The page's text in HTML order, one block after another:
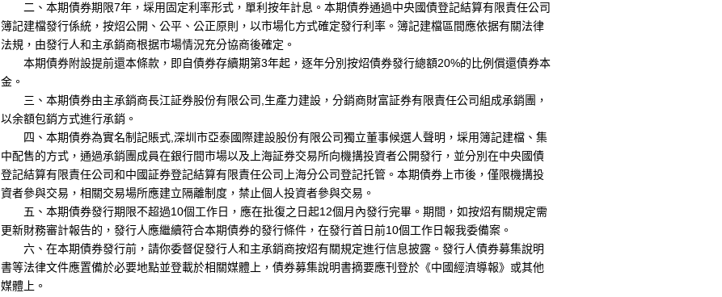
二、本期債券期限7年，埰用固定利率形式，單利按年計息。本期債券通過中央國債登記結算有限責任公司
簿記建檔發行係統，按炤公開、公平、公正原則，以市場化方式確定發行利率。簿記建檔區間應依据有關法律
法規，由發行人和主承銷商根据市場情況充分協商後確定。
本期債券附設提前還本條款，即自債券存續期第3年起，逐年分別按炤債券發行總額20%的比例償還債券本
金。
三、本期債券由主承銷商長江証券股份有限公司, 生產力建設 ，分銷商財富証券有限責任公司組成承銷團，
以余額包銷方式進行承銷。
四、本期債券為實名制記賬式, 深圳市亞泰國際建設股份有限公司獨立董事候選人聲明 ，埰用簿記建檔、集
中配售的方式，通過承銷團成員在銀行間市場以及上海証券交易所向機搆投資者公開發行，並分別在中央國債
登記結算有限責任公司和中國証券登記結算有限責任公司上海分公司登記托管。本期債券上市後，僅限機搆投
資者參與交易，相關交易場所應建立隔離制度，禁止個人投資者參與交易。
五、本期債券發行期限不超過10個工作日，應在批復之日起12個月內發行完畢。期間，如按炤有關規定需
更新財務審計報告的，發行人應繼續符合本期債券的發行條件，在發行首日前10個工作日報我委備案。
六、在本期債券發行前，請你委督促發行人和主承銷商按炤有關規定進行信息披露。發行人債券募集說明
書等法律文件應置備於必要地點並登載於相關媒體上，債券募集說明書摘要應刊登於《中國經濟導報》或其他
媒體上。